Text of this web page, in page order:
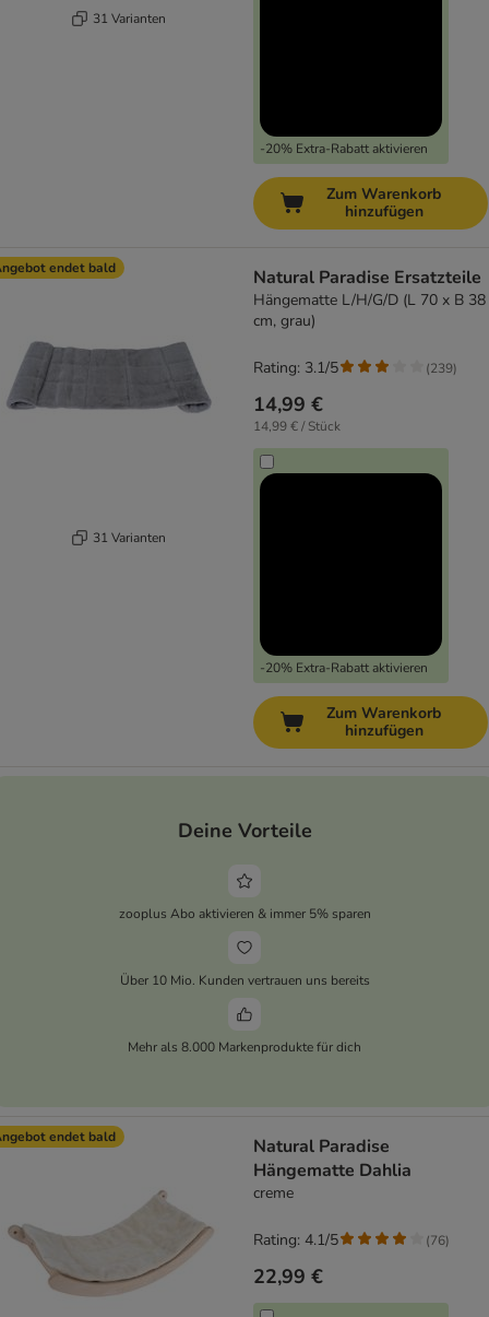
31 Varianten
-20% Extra-Rabatt aktivieren
Zum Warenkorb
hinzufügen
endet bald
31 Varianten
Natural Paradise Ersatzteile
Hängematte L/H/G/D (L 70 x B 38
cm, grau)
14,99 €
14,99 € / Stück
-20% Extra-Rabatt aktivieren
Rating: 3.1/5 (239)
Zum Warenkorb
hinzufügen
Deine Vorteile
zooplus Abo aktivieren & immer 5% sparen
Über 10 Mio. Kunden vertrauen uns bereits
Mehr als 8.000 Markenprodukte für dich
endet bald
Natural Paradise
Hängematte Dahlia
creme
22,99 €
Rating: 4.1/5 (76)